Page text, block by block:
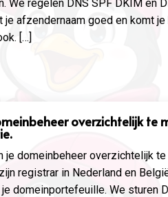
We regelen DNS SPF DKIM en
je afzendernaam goed en komt
[…]
overzichtelijk te
je domeinbeheer overzichtelijk
registrar in Nederland en
domeinportefeuille. We sturen